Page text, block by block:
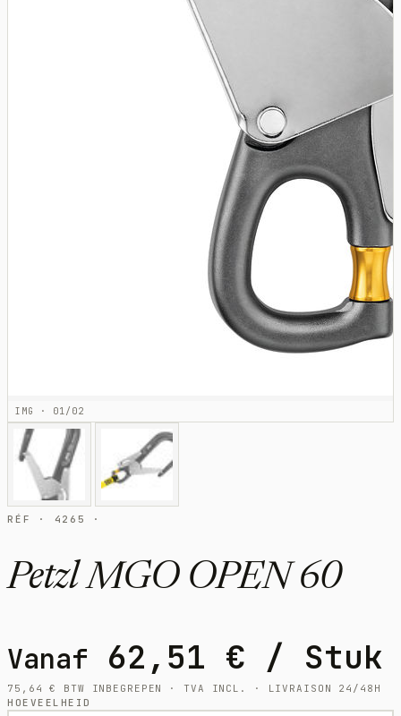
IMG · 01/02
RÉF · 4265 ·
Petzl MGO OPEN 60
Vanaf 62,51 € / Stuk
75,64€
BTW INBEGREPEN · TVA INCL. · LIVRAISON 24/48H
HOEVEELHEID